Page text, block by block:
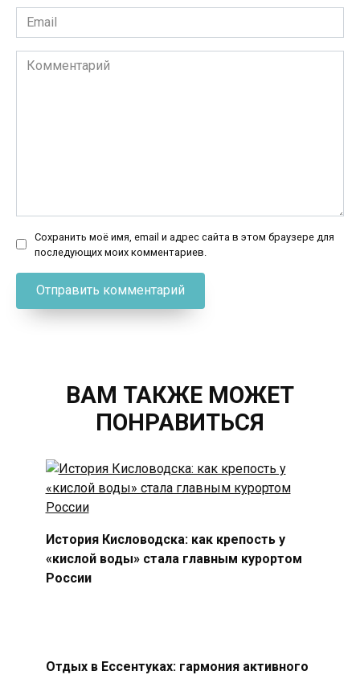
Email
*
Комментарий
Сохранить моё имя, email и адрес сайта в этом браузере для
последующих моих комментариев.
ВАМ ТАКЖЕ МОЖЕТ
ПОНРАВИТЬСЯ
История Кисловодска: как крепость у
«кислой воды» стала главным курортом
России
Отдых в Ессентуках: гармония активного